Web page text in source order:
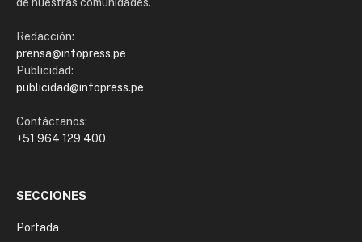
de nuestras comunidades.
Redacción:
prensa@infopress.pe
Publicidad:
publicidad@infopress.pe
Contáctanos:
+51 964 129 400
SECCIONES
Portada